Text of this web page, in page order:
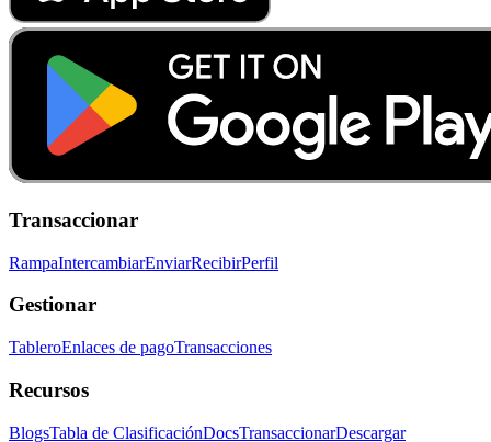
Transaccionar
RampaIntercambiarEnviarRecibirPerfil
Gestionar
TableroEnlaces de pagoTransacciones
Recursos
BlogsTabla de ClasificaciónDocsTransaccionarDescargar